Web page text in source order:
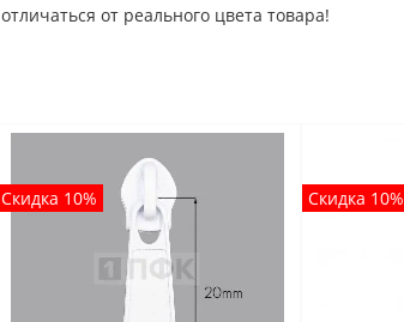
отличаться от реального цвета товара!
Скидка 10% Скидка 10%